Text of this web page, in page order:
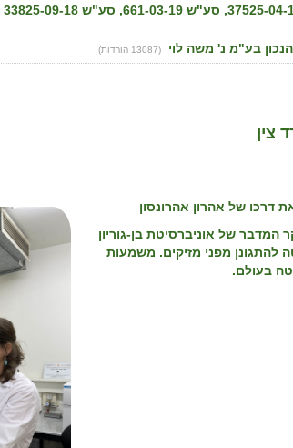
(13087 הורדות)
צין⁩
של אהרון אהרונסון
המדבר של אוניברסיטת בן-גוריון
להתגונן מפני מזיקים. משמעות
בעולם.